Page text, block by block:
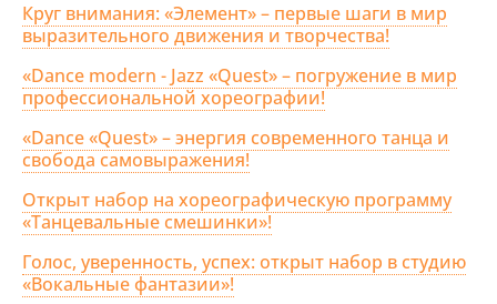
Круг внимания: «Элемент» – первые шаги в мир
выразительного движения и творчества!
«Dance modern - Jazz «Quest» – погружение в мир
профессиональной хореографии!
«Dance «Quest» – энергия современного танца и
свобода самовыражения!
Открыт набор на хореографическую программу
«Танцевальные смешинки»!
Голос, уверенность, успех: открыт набор в студию
«Вокальные фантазии»!